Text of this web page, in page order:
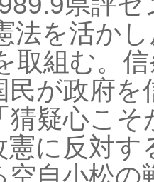
法を活か
取組む。
民が政府
猜疑心こ
憲に反対
空自小松